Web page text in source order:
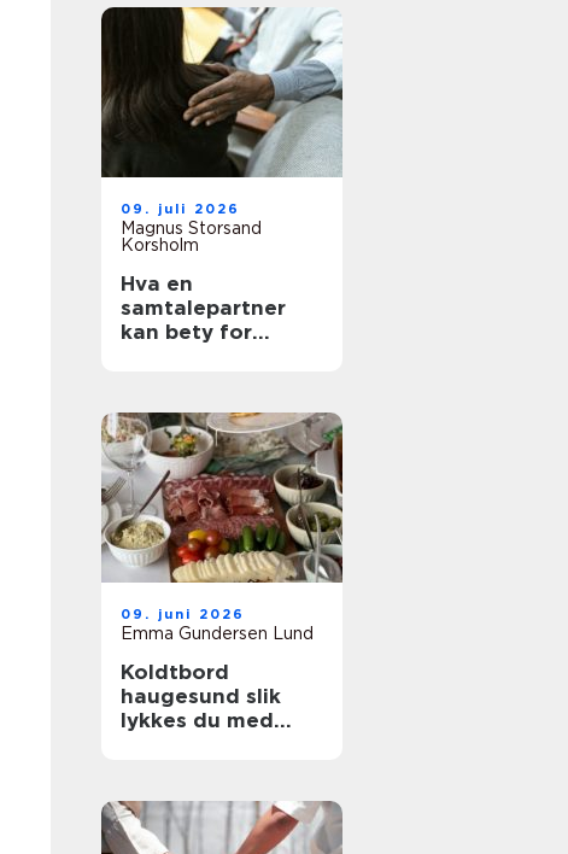
09. juli 2026
Magnus Storsand
Korsholm
Hva en
samtalepartner
kan bety for
09. juni 2026
Emma Gundersen Lund
Koldtbord
haugesund slik
lykkes du med